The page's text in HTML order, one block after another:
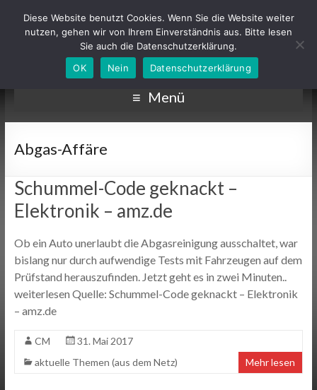
Menü
Abgas-Affäre
Schummel-Code geknackt –
Elektronik – amz.de
Ob ein Auto unerlaubt die Abgasreinigung ausschaltet, war
bislang nur durch aufwendige Tests mit Fahrzeugen auf dem
Prüfstand herauszufinden. Jetzt geht es in zwei Minuten..
weiterlesen Quelle: Schummel-Code geknackt – Elektronik
– amz.de
CM
31. Mai 2017
aktuelle Themen (aus dem Netz)
Mehr lesen
Diese Website benutzt Cookies. Wenn Sie die Website weiter
nutzen, gehen wir von Ihrem Einverständnis aus. Bitte lesen
Sie auch die Datenschutzerklärung.
OK
Nein Datenschutzerklärung